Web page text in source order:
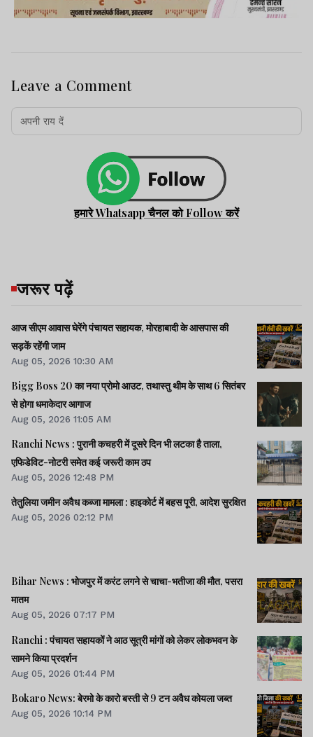
Leave a Comment
हमारे Whatsapp चैनल को Follow करें
जरूर पढ़ें
आज सीएम आवास घेरेंगे पंचायत सहायक, मोरहाबादी के आसपास की
सड़कें रहेंगी जाम
Aug 05, 2026 10:30 AM
Bigg Boss 20 का नया प्रोमो आउट, तथास्तु थीम के साथ 6 सितंबर
से होगा धमाकेदार आगाज
Aug 05, 2026 11:05 AM
Ranchi News : पुरानी कचहरी में दूसरे दिन भी लटका है ताला,
एफिडेविट-नोटरी समेत कई जरूरी काम ठप
Aug 05, 2026 12:48 PM
तेतुलिया जमीन अवैध कब्जा मामला : हाइकोर्ट में बहस पूरी, आदेश सुरक्षित
Aug 05, 2026 02:12 PM
Bihar News : भोजपुर में करंट लगने से चाचा-भतीजा की मौत, पसरा
मातम
Aug 05, 2026 07:17 PM
Ranchi : पंचायत सहायकों ने आठ सूत्री मांगों को लेकर लोकभवन के
सामने किया प्रदर्शन
Aug 05, 2026 01:44 PM
Bokaro News: बेरमो के कारो बस्ती से 9 टन अवैध कोयला जब्त
Aug 05, 2026 10:14 PM